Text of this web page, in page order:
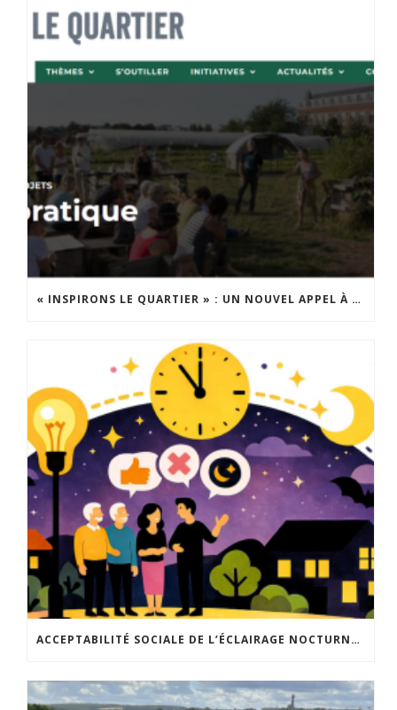
« INSPIRONS LE QUARTIER » : UN NOUVEL APPEL À PROJETS EST LANCÉ !
ACCEPTABILITÉ SOCIALE DE L’ÉCLAIRAGE NOCTURNE : LE REPLAY EST DISPONIBLE